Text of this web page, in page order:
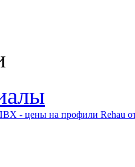
РЕКОМЕНДАЦИИ
БАНИ И САУНЫ;...
балконов и лоджий. Цены